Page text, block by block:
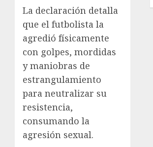
La declaración detalla
que el futbolista la
agredió físicamente
con golpes, mordidas
y maniobras de
estrangulamiento
para neutralizar su
resistencia,
consumando la
agresión sexual.